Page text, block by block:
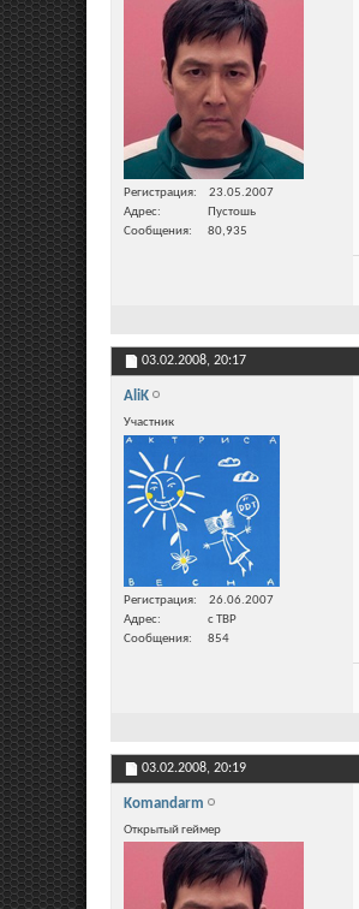
Регистрация
23.05.2007
Адрес
Пустошь
Сообщения
80,935
03.02.2008, 20:17
AliK
Участник
Регистрация
26.06.2007
Адрес
с ТВР
Сообщения
854
03.02.2008, 20:19
Komandarm
Открытый геймер